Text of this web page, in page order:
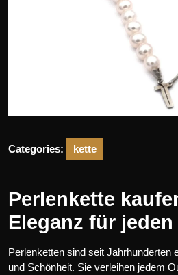
Categories: kette
Perlenkette
Eleganz für
Perlenketten sind seit Jahrhunderten
und Schönheit. Sie verleihen jedem